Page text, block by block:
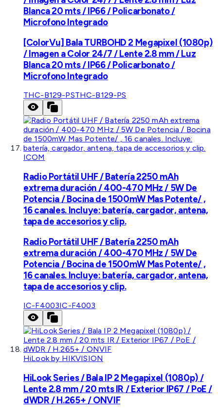
Blanca 20 mts / IP66 / Policarbonato /
Microfono Integrado
[ColorVu] Bala TURBOHD 2 Megapixel (1080p)
/ Imagen a Color 24/7 / Lente 2.8 mm / Luz
Blanca 20 mts / IP66 / Policarbonato /
Microfono Integrado
THC-B129-PSTHC-B129-PS
ICOM
Radio Portátil UHF / Batería 2250 mAh
extrema duración / 400-470 MHz / 5W De
Potencia / Bocina de 1500mW Mas Potente/ ,
16 canales. Incluye: batería, cargador, antena,
tapa de accesorios y clip.
Radio Portátil UHF / Batería 2250 mAh
extrema duración / 400-470 MHz / 5W De
Potencia / Bocina de 1500mW Mas Potente/ ,
16 canales. Incluye: batería, cargador, antena,
tapa de accesorios y clip.
IC-F4003IC-F4003
HiLook by HIKVISION
HiLook Series / Bala IP 2 Megapixel (1080p) /
Lente 2.8 mm / 20 mts IR / Exterior IP67 / PoE /
dWDR / H.265+ / ONVIF